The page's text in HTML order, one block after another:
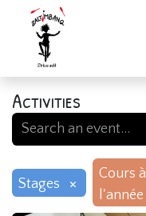
Activities
Stages ×
Cours à
l'année